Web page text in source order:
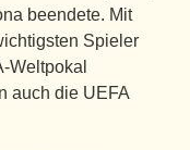
beendete. Mit
Spieler
Weltpokal
auch die UEFA